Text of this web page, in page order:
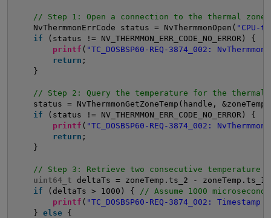
// Step 1: Open a connection to the thermal zone
NvThermmonErrCode status = NvThermmonOpen( "CPU-
if
(status != NV_THERMMON_ERR_CODE_NO_ERROR) {
printf ( "TC_DOSBSP60-REQ-3874_002:
return ;
}
// Step 2: Query the temperature for the thermal
status = NvThermmonGetZoneTemp(handle,
if
(status != NV_THERMMON_ERR_CODE_NO_ERROR) {
printf ( "TC_DOSBSP60-REQ-3874_002:
return ;
}
// Step 3: Retrieve two consecutive temperature
uint64_t
deltaTs = zoneTemp.ts_2 - zoneTemp.ts_1;
if
(deltaTs > 1000) {
// Assume 1000
printf ( "TC_DOSBSP60-REQ-3874_002:
} else
{